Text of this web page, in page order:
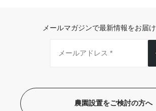
メールマガジンで最新情報をお届け
農園設置をご検討の方へ